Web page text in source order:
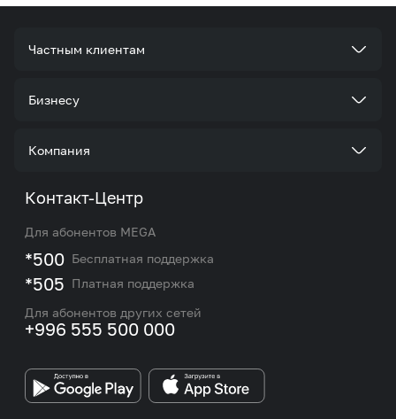
Частным клиентам
Тарифы
Роуминг и международные звонки
eSIM
Подбор номера
Бизнесу
Стать корпоративным клиентом
M2M
Контакты сотрудников отдела по работе с
корпоративными и VIP клиентами
Компания
О нас
Новости
Карта покрытия сети и центров обслуживания
Работа в MEGA
Бренд MEGA
Контакт-Центр
Для абонентов MEGA
*500 Бесплатная поддержка
*505 Платная поддержка
Для абонентов других сетей
+996 555 500 000